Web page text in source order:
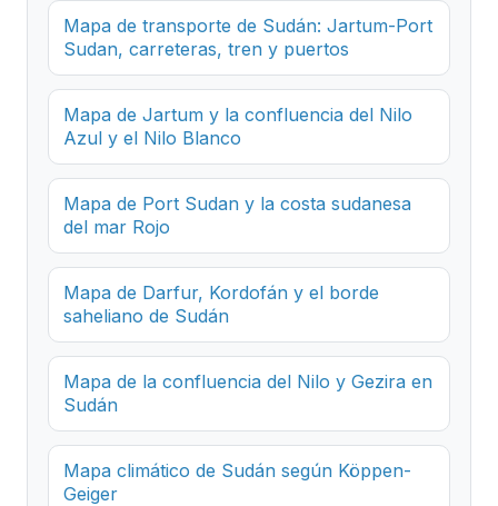
Mapa de transporte de Sudán: Jartum-Port
Sudan, carreteras, tren y puertos
Mapa de Jartum y la confluencia del Nilo
Azul y el Nilo Blanco
Mapa de Port Sudan y la costa sudanesa
del mar Rojo
Mapa de Darfur, Kordofán y el borde
saheliano de Sudán
Mapa de la confluencia del Nilo y Gezira en
Sudán
Mapa climático de Sudán según Köppen-
Geiger